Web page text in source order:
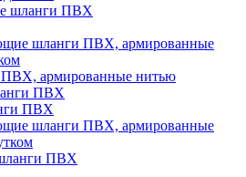
шланги ПВХ
шланги ПВХ, армированные
армированные нитью
ПВХ
ПВХ
шланги ПВХ, армированные
ПВХ